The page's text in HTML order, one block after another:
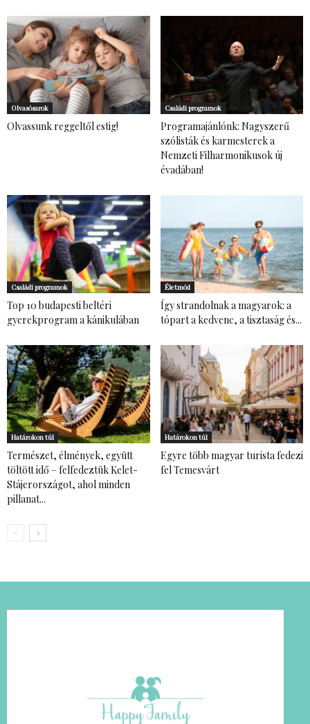
Olvasósarok
Olvassunk reggeltől estig!
Családi programok
Programajánlónk: Nagyszerű
szólisták és karmesterek a
Nemzeti Filharmonikusok új
évadában!
Családi programok
Top 10 budapesti beltéri
gyerekprogram a kánikulában
Életmód
Így strandolnak a magyarok: a
tópart a kedvenc, a tisztaság és...
Határokon túl
Természet, élmények, együtt
töltött idő – felfedeztük Kelet-
Stájerországot, ahol minden
pillanat...
Határokon túl
Egyre több magyar turista fedezi
fel Temesvárt